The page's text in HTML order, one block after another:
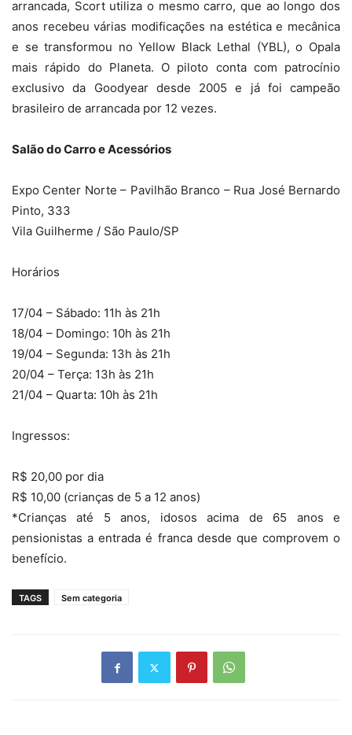
arrancada, Scort utiliza o mesmo carro, que ao longo dos
anos recebeu várias modificações na estética e mecânica
e se transformou no Yellow Black Lethal (YBL), o Opala
mais rápido do Planeta. O piloto conta com patrocínio
exclusivo da Goodyear desde 2005 e já foi campeão
brasileiro de arrancada por 12 vezes.
Salão do Carro e Acessórios
Expo Center Norte – Pavilhão Branco – Rua José Bernardo
Pinto, 333
Vila Guilherme / São Paulo/SP
Horários
17/04 – Sábado: 11h às 21h
18/04 – Domingo: 10h às 21h
19/04 – Segunda: 13h às 21h
20/04 – Terça: 13h às 21h
21/04 – Quarta: 10h às 21h
Ingressos:
R$ 20,00 por dia
R$ 10,00 (crianças de 5 a 12 anos)
*Crianças até 5 anos, idosos acima de 65 anos e
pensionistas a entrada é franca desde que comprovem o
benefício.
TAGS Sem categoria